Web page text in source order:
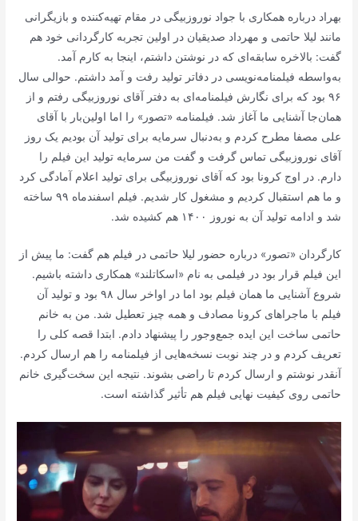
بهراد درباره همکاری با جواد نوروزبیگی در مقام تهیه‌کننده و بازیگرانی
مانند لیلا حاتمی و مهرداد صدیقیان در اولین تجربه کارگردانی خود هم
گفت: بالاخره سابقه‌ای که در نوشتن داشتم، اینجا به کارم آمد.
به‌واسطه فیلمنامه‌نویسی در دفاتر تولید رفت و آمد داشتم. حوالی سال
۹۶ بود که برای نگارش فیلمنامه‌ای به دفتر آقای نوروزبیگی رفتم و از
همان‌جا آشنایی ما آغاز شد. فیلمنامه «تصور» را اما اولین‌بار با آقای
علی مصفا مطرح کردم و به‌دنبال سرمایه برای تولید آن بودیم یک روز
آقای نوروزبیگی تماس گرفت و گفت من سرمایه تولید این فیلم را
دارم. در اوج کرونا بود که آقای نوروزبیگی برای تولید اعلام آمادگی کرد
و ما هم استقبال کردیم و مشغول کار شدیم. فیلم اسفندماه ۹۹ ساخته
شد و ادامه تولید آن به نوروز ۱۴۰۰ هم کشیده شد.
کارگردان «تصور» درباره حضور لیلا حاتمی در فیلم هم گفت: ما پیش از
این فیلم قرار بود در فیلمی به نام «اسکاتلند» همکاری داشته باشیم.
شروع آشنایی ما همان فیلم بود اما در اواخر سال ۹۸ بود و تولید آن
فیلم با ماجراهای کرونا مصادف و همه چیز تعطیل شد. من به خانم
حاتمی ساخت این ایده جمع‌وجور را پیشنهاد دادم. ابتدا قصه کلی را
تعریف کردم و در چند نوبت نسخه‌هایی از فیلمنامه را هم ارسال کردم.
آنقدر نوشتم و ارسال کردم تا راضی بشوند. نتیجه این سخت‌گیری خانم
حاتمی روی کیفیت نهایی فیلم هم تأثیر گذاشته است.